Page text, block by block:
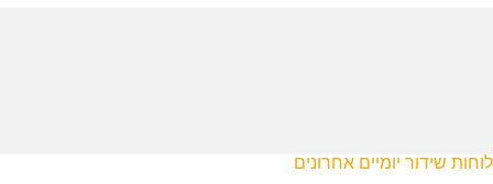
לוחות שידור יומיים אחרונים